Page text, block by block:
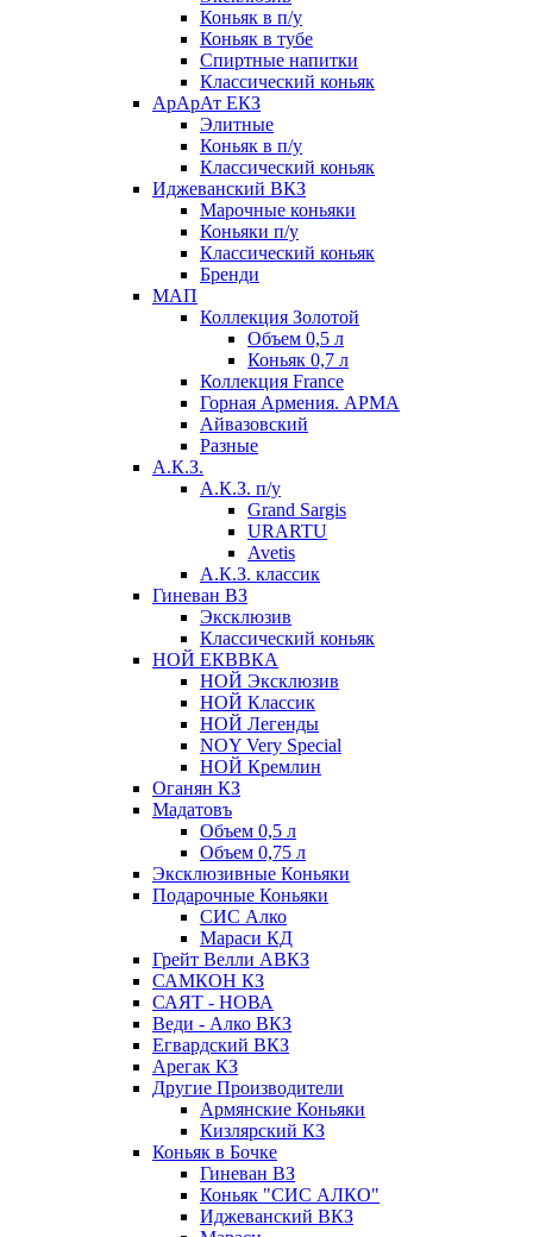
Коньяк в п/у
Коньяк в тубе
Спиртные напитки
Классический коньяк
АрАрАт ЕКЗ
Элитные
Коньяк в п/у
Классический коньяк
Иджеванский ВКЗ
Марочные коньяки
Коньяки п/у
Классический коньяк
Бренди
МАП
Коллекция Золотой
Объем 0,5 л
Коньяк 0,7 л
Коллекция France
Горная Армения. АРМА
Айвазовский
Разные
А.К.З.
А.К.З. п/у
Grand Sargis
URARTU
Avetis
А.К.З. классик
Гиневан ВЗ
Эксклюзив
Классический коньяк
НОЙ ЕКВВКА
НОЙ Эксклюзив
НОЙ Классик
НОЙ Легенды
NOY Very Speсial
НОЙ Кремлин
Оганян КЗ
Мадатовъ
Объем 0,5 л
Объем 0,75 л
Эксклюзивные Коньяки
Подарочные Коньяки
СИС Алко
Мараси КД
Грейт Велли АВКЗ
САМКОН КЗ
САЯТ - НОВА
Веди - Алко ВКЗ
Егвардский ВКЗ
Арегак КЗ
Другие Производители
Армянские Коньяки
Кизлярский КЗ
Коньяк в Бочке
Гиневан ВЗ
Коньяк "СИС АЛКО"
Иджеванский ВКЗ